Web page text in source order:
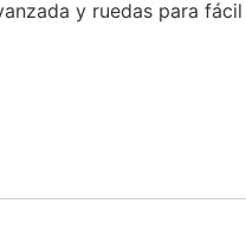
y ruedas para